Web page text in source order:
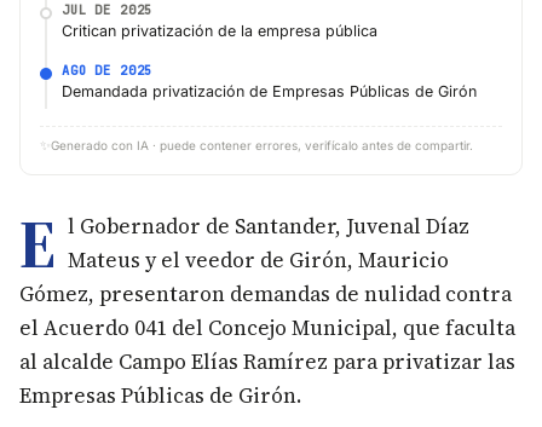
JUL DE 2025
Critican privatización de la empresa pública
AGO DE 2025
Demandada privatización de Empresas Públicas de Girón
✨ Generado con IA · puede contener errores, verifícalo antes de compartir.
E l Gobernador de Santander, Juvenal Díaz
Mateus y el veedor de Girón, Mauricio
Gómez, presentaron demandas de nulidad contra
el Acuerdo 041 del Concejo Municipal, que faculta
al alcalde Campo Elías Ramírez para privatizar las
Empresas Públicas de Girón.